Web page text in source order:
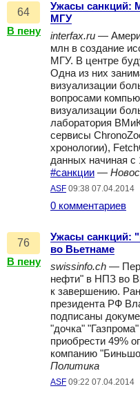
64
В пену
Ужасы санкций:
МГУ
interfax.ru —
млн в создание
МГУ. В центре
Одна из них
визуализации
вопросами
визуализации
лаборатория
сервисы
хронологии),
данных начиная с
#санкции —
ASF 09:38 07.04.2014
0 комментариев
76
В пену
Ужасы санкций:
во Вьетнаме
swissinfo.ch —
нефти" в НПЗ во
к завершению.
президента РФ
подписаны
"дочка"
приобрести 49%
компанию
Политика
ASF 09:22 07.04.2014